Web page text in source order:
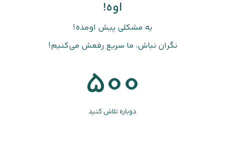
اوه!
یه مشکلی پیش اومده!
نگران نباش، ما سریع رفعش می‌کنیم!
500
دوباره تلاش کنید